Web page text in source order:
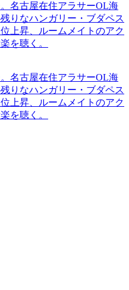
名古屋在住アラサーOL海
りなハンガリー・ブダペス
上昇、ルームメイトのアク
を聴く。
名古屋在住アラサーOL海
りなハンガリー・ブダペス
上昇、ルームメイトのアク
を聴く。